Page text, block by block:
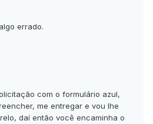
errado.
com o formulário azul,
me entregar e vou lhe
daí então você encaminha o